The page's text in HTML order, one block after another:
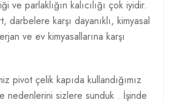
ve parlaklığın kalıcılığı çok iyidir.
darbelere karşı dayanıklı, kimyasal
ve ev kimyasallarına karşı
pivot çelik kapıda kullandığımız
nedenlerini sizlere sunduk . İşinde